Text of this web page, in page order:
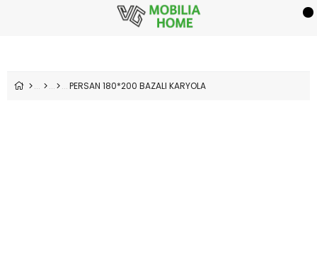
PERSAN 180*200 BAZALI KARYOLA